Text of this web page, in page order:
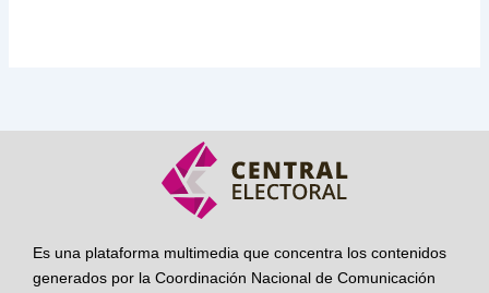
Es una plataforma multimedia que concentra los contenidos
generados por la Coordinación Nacional de Comunicación